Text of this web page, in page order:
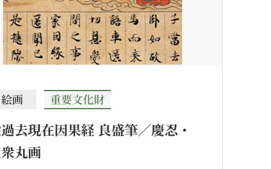
絵画 重要文化財
去現在因果経 良盛筆／慶忍・
丸画